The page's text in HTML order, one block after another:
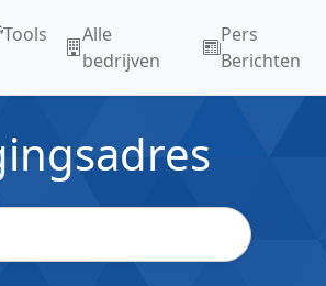
Tools
Alle
bedrijven
Pers
Berichten